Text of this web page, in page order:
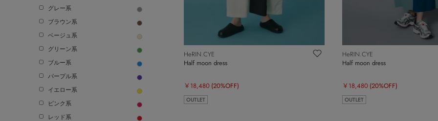
グレー系
ブラウン系
ベージュ系
グリーン系
ブルー系
パープル系
イエロー系
ピンク系
レッド系
HeRIN.CYE
Half moon dress
￥18,480 (20%OFF)
OUTLET
HeRIN.CYE
Half moon dress
￥18,480 (20%OFF)
OUTLET